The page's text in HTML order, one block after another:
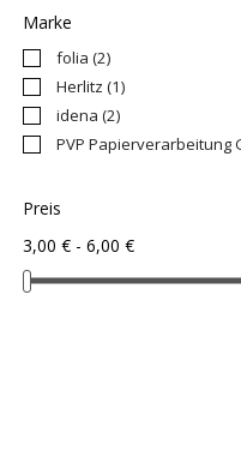
Marke
folia(2)
Herlitz(1)
idena(2)
Preis
3,00 € - 6,00 €